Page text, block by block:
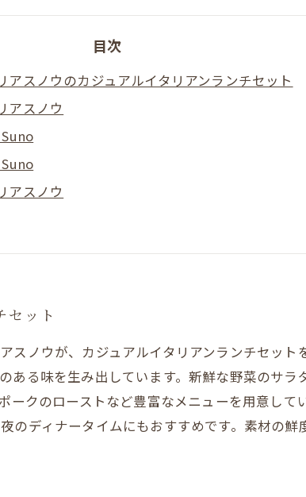
目次
アスノウのカジュアルイタリアンランチセット
アスノウ
アスノウ
セット
ノウが、カジュアルイタリアンランチセット
ある味を生み出しています。新鮮な野菜のサラ
クのローストなど豊富なメニューを用意して
のディナータイムにもおすすめです。素材の